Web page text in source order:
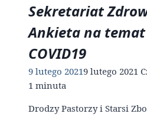
Sekretariat
Ankieta na temat
COVID19
9 lutego 20219 lutego 2021
1 minuta
Drodzy Pastorzy i Starsi